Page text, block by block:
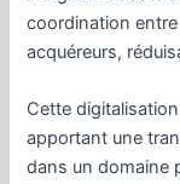
coordination
acquéreurs,
Cette
apportant une
dans un domaine